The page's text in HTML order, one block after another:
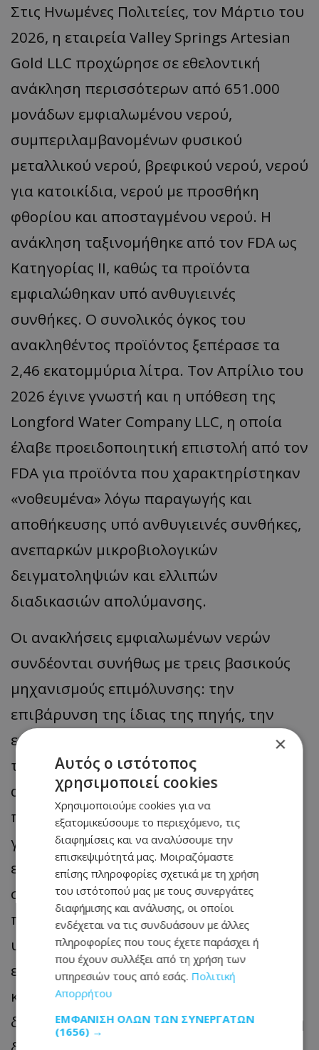
Στις Ηνωμένες Πολιτείες, τον Μάρτιο του
2026, η εταιρεία Valley Springs Artesian
Gold LLC προχώρησε σε εθελοντική
ανάκληση περισσότερων από 651.000
μονάδων εμφιαλωμένου νερού,
συμπεριλαμβανομένων φυσικού
μεταλλικού νερού, βρεφικού νερού, νερού
για κατοικίδια, νερού με προσθήκη
φθορίου και αποσταγμένου νερού. Η
ανάκληση ταξινομήθηκε από τον FDA ως
Κατηγορίας II, καθώς τα προϊόντα
εμφιαλώθηκαν υπό ανθυγιεινές
συνθήκες. Ο συνολικός όγκος του
ανακληθέντος προϊόντος ξεπέρασε τα
2,46 εκατομμύρια λίτρα. Τον Απρίλιο του
2026 έγινε γνωστή και η υπόθεση της
Longford Water Company LLC, η οποία
έλαβε προειδοποιητική επιστολή από τον
FDA για προϊόντα που χαρακτηρίστηκαν
«νοθευμένα» λόγω παραγωγής και
αποθήκευσης υπό ανθυγιεινές συνθήκες,
ανεπαρκών μικροβιολογικών
δειγματοληψιών και ελλιπών
διαδικασιών απολύμανσης.
Οι ανακλήσεις εμφιαλωμένων νερών
συνδέονται συνήθως με τρεις βασικούς
μηχανισμούς επιμόλυνσης: την
επιβάρυνση της ίδιας της πηγής, την
επιμόλυνση κατά την επεξεργασία και
την επιμόλυνση κατά την εμφιάλωση,
αποθήκευση ή διανομή. Η ρύπανση της
πηγής μπορεί να προκληθεί από
γεωργικές απορροές, διείσδυση
επιφανειακών υδάτων, προβλήματα
στεγανότητας γεωτρήσεων ή
περιβαλλοντική επιβάρυνση του
υδροφορέα. Σε αυτές τις περιπτώσεις
ενδέχεται να ανιχνευθούν
κολοβακτηριοειδή, εντερόκοκκοι ή άλλοι
δείκτες κοπρανώδους ρύπανσης. Κατά τη
×
Αυτός ο ιστότοπος
χρησιμοποιεί cookies
Χρησιμοποιούμε cookies για να
εξατομικεύσουμε το περιεχόμενο, τις
διαφημίσεις και να αναλύσουμε την
επισκεψιμότητά μας. Μοιραζόμαστε
επίσης πληροφορίες σχετικά με τη χρήση
του ιστότοπού μας με τους συνεργάτες
διαφήμισης και ανάλυσης, οι οποίοι
ενδέχεται να τις συνδυάσουν με άλλες
πληροφορίες που τους έχετε παράσχει ή
που έχουν συλλέξει από τη χρήση των
υπηρεσιών τους από εσάς. Πολιτική
Απορρήτου
ΕΜΦΆΝΙΣΗ ΌΛΩΝ ΤΩΝ ΣΥΝΕΡΓΑΤΏΝ
(1656) →